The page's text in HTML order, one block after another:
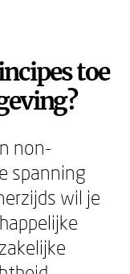
toe
non-
spanning
wil je